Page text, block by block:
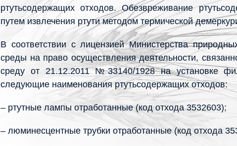
ртутьсодержащих отходов. Обезвреживание
путем извлечения ртути методом термической
В соответствии с лицензией Министерства
среды на право осуществления деятельности,
среду от 21.12.2011 №33140/1928 на установке
следующие наименования ртутьсодержащих отходов:
– ртутные лампы отработанные (код отхода 3532603);
– люминесцентные трубки отработанные (код отхода